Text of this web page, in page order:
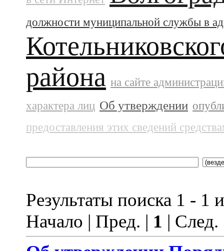
должности муниципальной службы в
района на сайте
характера лиц Об утверждении
предоставления этих сведений
Результаты поиска 1 - 1
Начало | Пред. | 1 |